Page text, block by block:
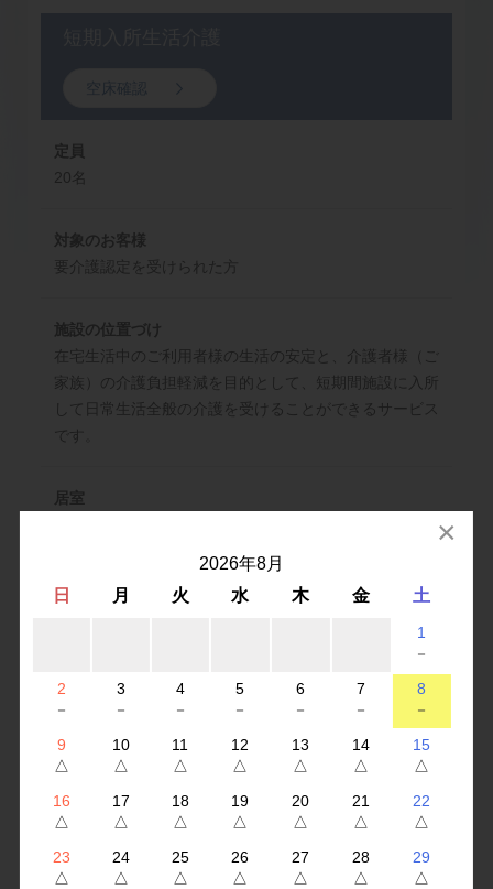
空床確認
2026年8月
日
月 火 水 木 金 土
1
－
2
－
3
－
4
－
5
－
6
－
7
－
8
－
9
△
10
△
11
△
12
△
13
△
14
△
15
△
16
△
17
△
18
△
19
△
20
△
21
△
22
△
23
△
24
△
25
△
26
△
27
△
28
△
29
△
×
定員
20名
対象のお客様
要介護認定を受けられた方
施設の位置づけ
在宅生活中のご利用者様の生活の安定と、介護者様（ご
家族）の介護負担軽減を目的として、短期間施設に入所
して日常生活全般の介護を受けることができるサービス
です。
居室
主なサービス
ど、日々の生活を快適に過ごして頂けるように様々な形
お問い合わせ
ネジャー様、またはサンタフェガーデンヒルズのお問合
イ生活相談員あて）までお気軽にお問合せください。